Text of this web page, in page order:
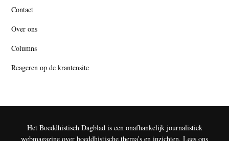
Contact
Over ons
Columns
Reageren op de krantensite
Het Boeddhistisch Dagblad is een onafhankelijk journalistiek
webmagazine over boeddhistische thema’s en inzichten. Lees ons